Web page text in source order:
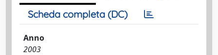
Scheda completa (DC)
Anno
2003